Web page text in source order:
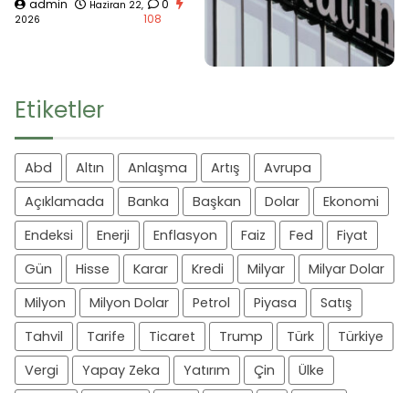
admin
Haziran 22,
2026
0
108
Etiketler
Abd Altın Anlaşma Artış
Avrupa
Açıklamada
Banka Başkan Dolar
Ekonomi
Endeksi
Enerji Enflasyon Faiz Fed
Fiyat
Gün
Hisse Karar Kredi Milyar
Milyar Dolar
Milyon
Milyon Dolar Petrol Piyasa
Satış
Tahvil
Tarife Ticaret Trump Türk
Türkiye
Vergi
Yapay Zeka Yatırım Çin Ülke